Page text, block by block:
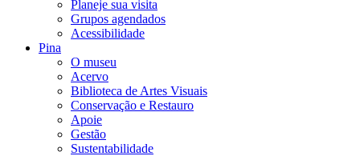
Planeje sua visita
Grupos agendados
Acessibilidade
Pina
O museu
Acervo
Biblioteca de Artes Visuais
Conservação e Restauro
Apoie
Gestão
Sustentabilidade